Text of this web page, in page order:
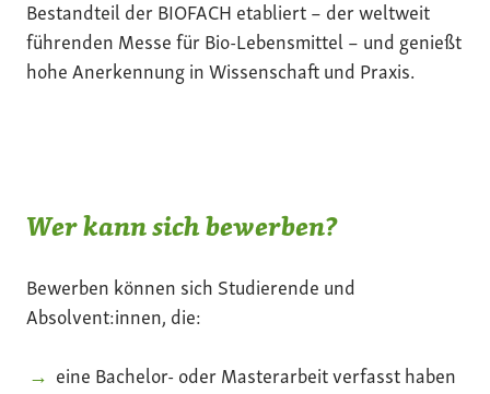
Bestandteil der BIOFACH etabliert – der weltweit
führenden Messe für Bio-Lebensmittel – und genießt
hohe Anerkennung in Wissenschaft und Praxis.
Wer kann sich bewerben?
Bewerben können sich Studierende und
Absolvent:innen, die:
eine Bachelor- oder Masterarbeit verfasst haben